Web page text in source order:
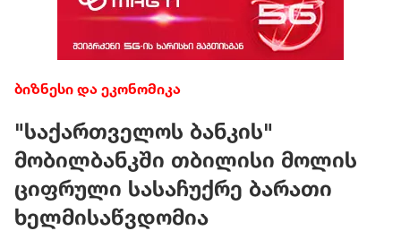
ბიზნესი და ეკონომიკა
"საქართველოს ბანკის"
მობილბანკში თბილისი მოლის
ციფრული სასაჩუქრე ბარათი
ხელმისაწვდომია